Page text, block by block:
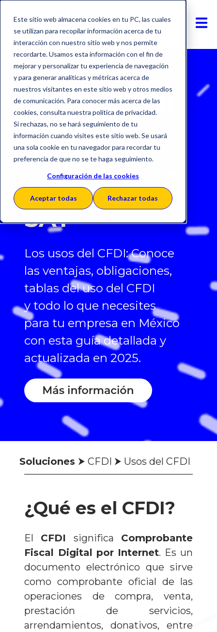
Este sitio web almacena cookies en tu PC, las cuales
se utilizan para recopilar información acerca de tu
interacción con nuestro sitio web y nos permite
recordarte. Usamos esta información con el fin de
mejorar y personalizar tu experiencia de navegación
y para generar analíticas y métricas acerca de
nuestros visitantes en este sitio web y otros medios
de comunicación. Para conocer más acerca de las
cookies, consulta nuestra política de privacidad.
Si rechazas, no se hará seguimiento de tu
información cuando visites este sitio web. Se usará
una sola cookie en tu navegador para recordar tu
preferencia de que no se te haga seguimiento.
Configuración de las cookies
Aceptar todas Rechazar todas
Uso de CFDI
en México
según el
catálogo del
SAT
Los usos del CFDI: Conoce
las ventajas, obligaciones,
tablas del uso del CFDI
y todo lo que necesites
para tu empresa en México
con esta guía detallada y
actualizada en 2025.
Soluciones ⮞ CFDI ⮞ Usos del CFDI
¿Qué es el CFDI?
El CFDI significa Comprobante
Fiscal Digital por Internet. Es un
documento electrónico que sirve
como comprobante oficial de las
operaciones de compra, venta,
prestación de servicios,
arrendamientos, donativos, entre